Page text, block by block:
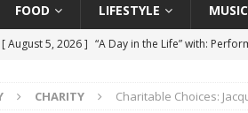
FOOD LIFESTYLE MUSIC
[ August 5, 2026 ] “A Day in the Life” with:
LIFESTYLECHARITY Charitable Choices: